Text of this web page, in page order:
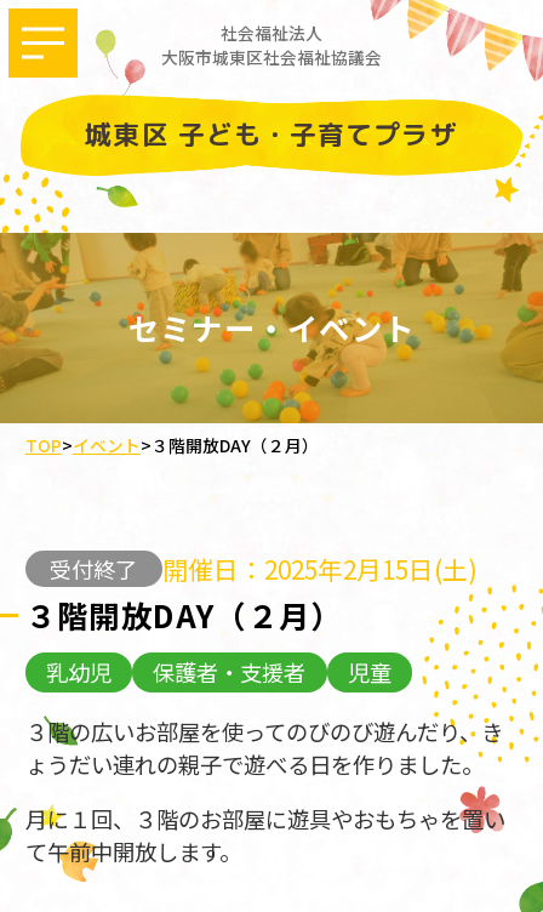
社会福祉法人
大阪市城東区社会福祉協議会
城東区 子ども・子育てプラザ
セミナー・イベント
TOP>イベント> ３階開放DAY（２月）
受付終了 開催日：2025年2月15日(土)
３階開放DAY（２月）
乳幼児 保護者・支援者
児童
３階の広いお部屋を使ってのびのび遊んだり、き
ょうだい連れの親子で遊べる日を作りました。
月に１回、３階のお部屋に遊具やおもちゃを置い
て午前中開放します。